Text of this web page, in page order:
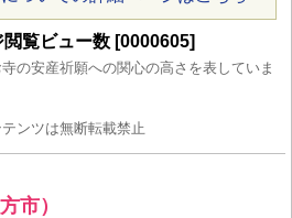
覧ビュー数 [0000605]
の安産祈願への関心の高さを表していま
ンツは無断転載禁止
市）